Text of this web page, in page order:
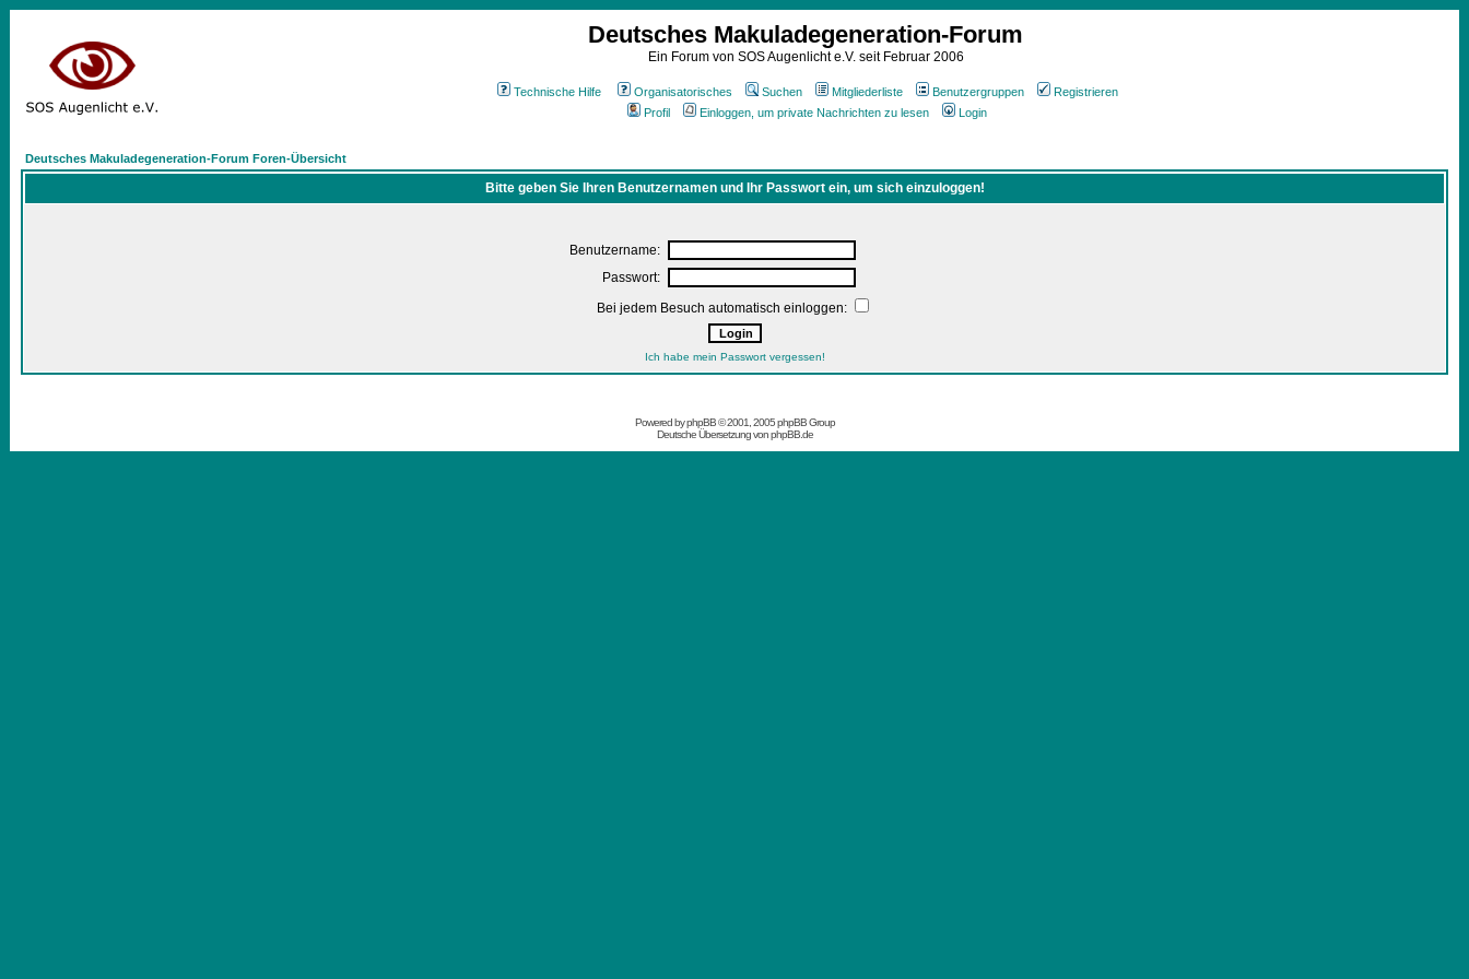
Deutsches Makuladegeneration-Forum
Ein Forum von SOS Augenlicht e.V. seit Februar 2006
Technische Hilfe Organisatorisches Suchen Mitgliederliste Benutzergruppen
Registrieren
Profil
Einloggen, um private Nachrichten zu lesen Login
Deutsches Makuladegeneration-Forum Foren-Übersicht
Bitte geben Sie Ihren Benutzernamen und Ihr Passwort ein, um sich einzuloggen!
Benutzername:
Passwort:
Bei jedem Besuch automatisch einloggen:
Ich habe mein Passwort vergessen!
Powered byphpBB© 2001, 2005 phpBB Group
Deutsche Übersetzung vonphpBB.de